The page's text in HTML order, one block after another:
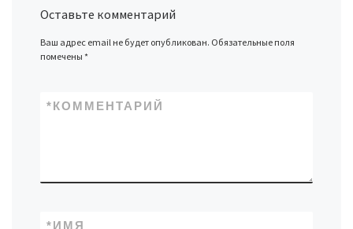
Оставьте комментарий
Ваш адрес email не будет опубликован. Обязательные поля
помечены*
КОММЕНТАРИЙ
*
ИМЯ
*